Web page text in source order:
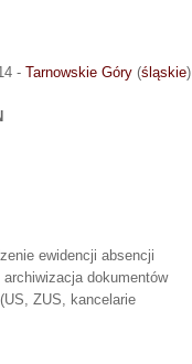
- Tarnowskie Góry (śląskie)
ewidencji absencji
dokumentów
ZUS, kancelarie